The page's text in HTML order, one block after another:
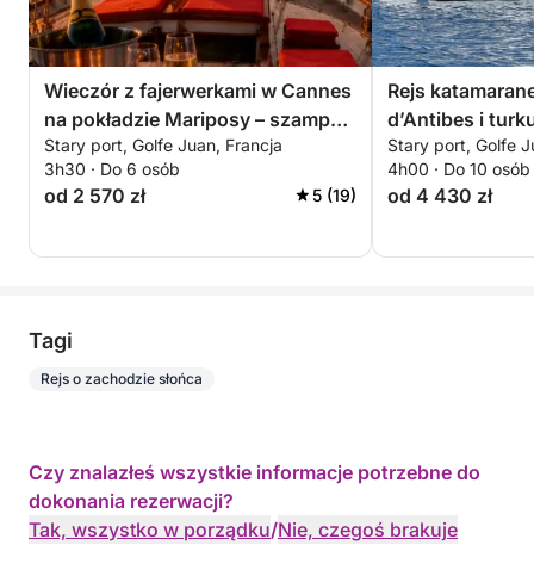
Wieczór z fajerwerkami w Cannes
na pokładzie Mariposy – szampan
gratis. Tylko 6 wieczorów tego
lata: 4, 14, 22 lipca 4, 15, 24
sierpnia
Stary port, Golfe Juan, Francja
3h30 · Do 6 osób
od 2 570 zł 5 (19)
Rejs
d’Antibes i
Lazurowego
Stary port, Golfe
4h00 · Do 10 osób
od 4 430 zł
Tagi
Rejs o zachodzie słońca
Czy znalazłeś wszystkie informacje potrzebne do
dokonania rezerwacji?
Tak, wszystko w porządku/Nie, czegoś brakuje